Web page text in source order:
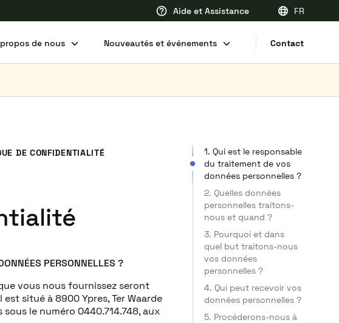
Aide et Assistance FR
EN
de nous Nouveautés et événements Contact
DE CONFIDENTIALITÉ
PERSONNELLES ?
vous nous fournissez seront
situé à 8900 Ypres, Ter Waarde
le numéro 0440.714.748, aux
1. Qui est le responsable
du traitement de vos
données personnelles ?
2. Quelles données
personnelles traitons-
nous et quand ?
3. Pourquoi et dans
quel but traitons-nous
vos données
personnelles ?
4. Qui peut recevoir vos
données personnelles ?
5. Procéderons-nous à